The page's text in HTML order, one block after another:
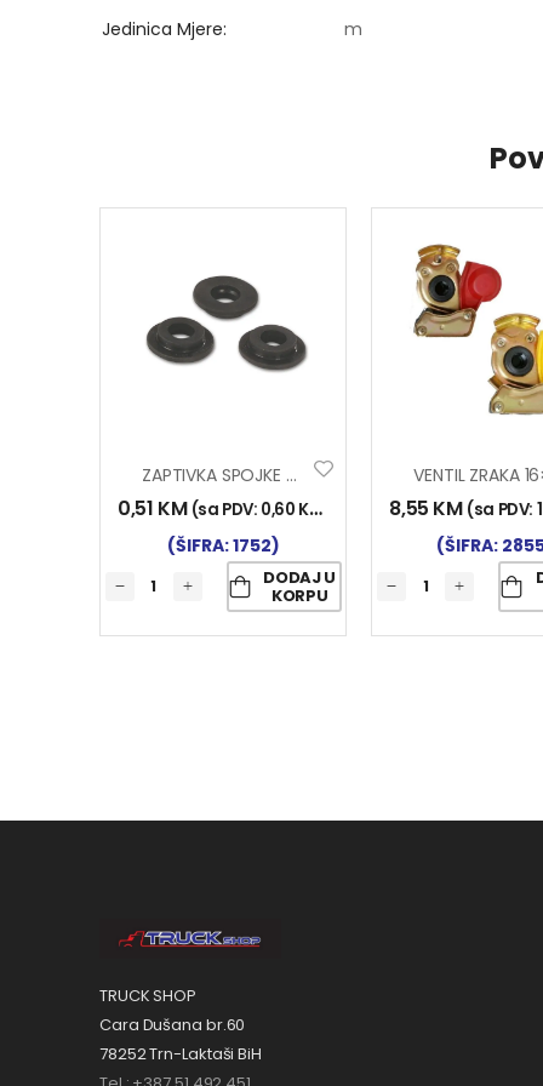
Jedinica Mjere m
ZAPTIVKA SPOJKE ZR.
0,51 KM (sa PDV: 0,60 KM
(ŠIFRA: 1752)
DODAJ U
KORPU
8,55 KM (sa PDV:
(ŠIFRA:
TRUCK SHOP
Cara Dušana br.60
78252 Trn-Laktaši BiH